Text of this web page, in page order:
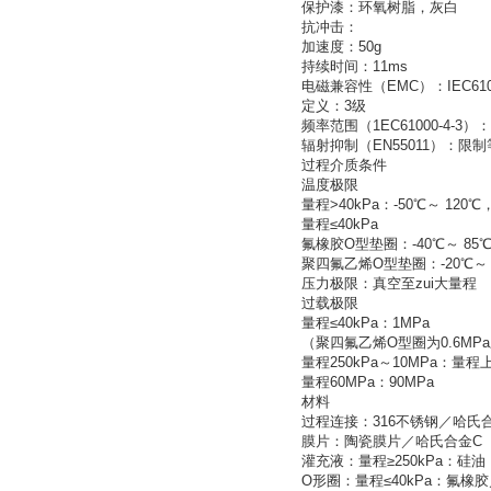
保护漆：环氧树脂，灰白
抗冲击：
加速度：50g
持续时间：11ms
电磁兼容性（EMC）：
定义：3级
频率范围（1EC61000-4-3）：
辐射抑制（EN55011）：限制
过程介质条件
温度极限
量程>40kPa：-50℃～ 120℃，
量程≤40kPa
氟橡胶O型垫圈：-40℃～ 85℃
聚四氟乙烯O型垫圈：-20℃
压力极限：真空至zui大量程
过载极限
量程≤40kPa：1MPa
（聚四氟乙烯O型圈为0.6MPa
量程250kPa～10MPa：量程
量程60MPa：90MPa
材料
过程连接：316不锈钢／哈氏
膜片：陶瓷膜片／哈氏合金C
灌充液：量程≥250kPa：硅油
O形圈：量程≤40kPa：氟橡胶